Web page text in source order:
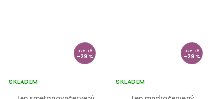
975 Kč
–29 %
SKLADEM
975 Kč
–29 %
SKLADEM